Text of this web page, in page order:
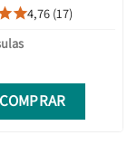
4,76 (17)
COMPRAR